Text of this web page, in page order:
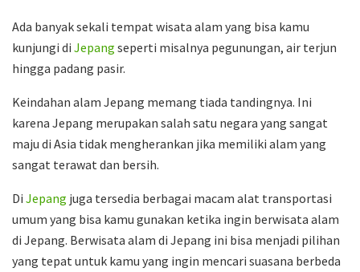
Ada banyak sekali tempat wisata alam yang bisa kamu
kunjungi di Jepang seperti misalnya pegunungan, air terjun
hingga padang pasir.
Keindahan alam Jepang memang tiada tandingnya. Ini
karena Jepang merupakan salah satu negara yang sangat
maju di Asia tidak mengherankan jika memiliki alam yang
sangat terawat dan bersih.
Di Jepang juga tersedia berbagai macam alat transportasi
umum yang bisa kamu gunakan ketika ingin berwisata alam
di Jepang. Berwisata alam di Jepang ini bisa menjadi pilihan
yang tepat untuk kamu yang ingin mencari suasana berbeda